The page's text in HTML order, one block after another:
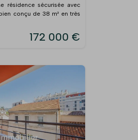
résidence sécurisée avec
conçu de 38 m² en très
172 000 €